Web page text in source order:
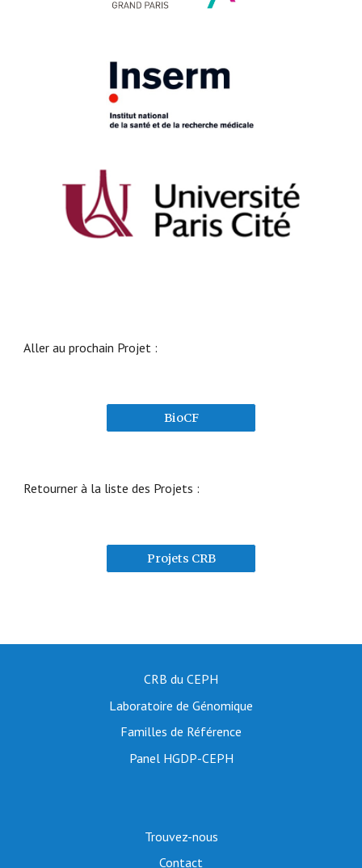
Aller au prochain Projet :
BioCF
Retourner à la liste des Projets :
Projets CRB
CRB du CEPH
Laboratoire de Génomique
Familles de Référence
Panel HGDP-CEPH
Trouvez-nous
Contact